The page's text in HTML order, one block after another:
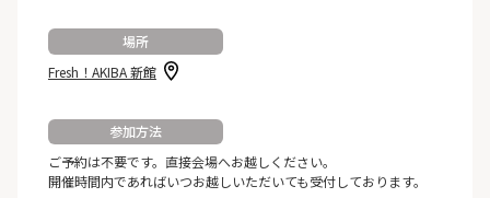
場所
Fresh！AKIBA 新館
参加方法
ご予約は不要です。直接会場へお越しください。
開催時間内であればいつお越しいただいても受付しております。